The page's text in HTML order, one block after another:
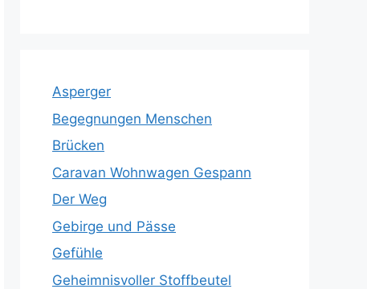
Asperger
Begegnungen Menschen
Brücken
Caravan Wohnwagen Gespann
Der Weg
Gebirge und Pässe
Gefühle
Geheimnisvoller Stoffbeutel